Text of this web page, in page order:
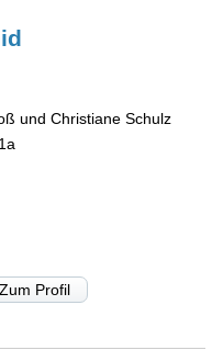
und Christiane Schulz
Zum Profil